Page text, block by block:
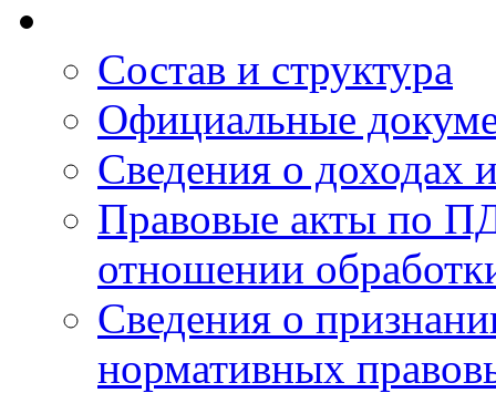
Состав и структура
Официальные
Сведения о доходах
Правовые акты по
отношении
Сведения о
нормативных